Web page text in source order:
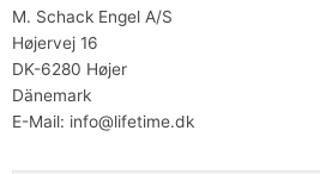
M. Schack Engel A/S
Højervej 16
DK-6280 Højer
Dänemark
E-Mail: info@lifetime.dk